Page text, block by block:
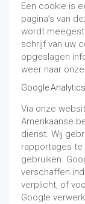
Een cookie is
pagina’s van
wordt
schrijf van uw
opgeslagen
weer naar
Google Analytics
Via onze
Amerikaanse
dienst. Wij
rapportages
gebruiken.
verschaffen
verplicht, of
Google